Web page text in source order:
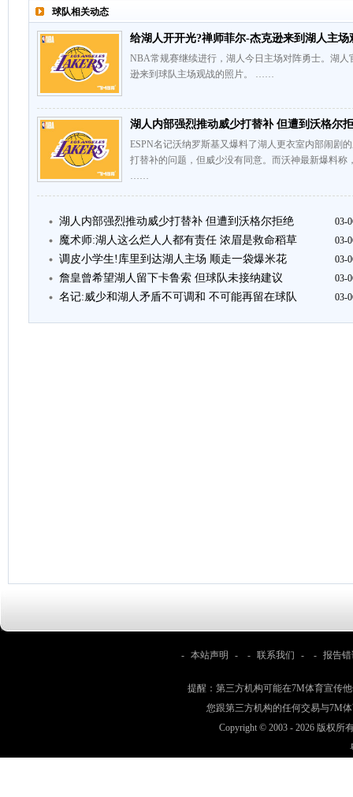
球队相关动态
给湖人开开光?禅师菲尔-杰克逊来到湖人主场
NBA常规赛继续进行，湖人今日主场对阵勇士。湖
逊来到球队主场观战的照片。 ……
湖人内部强烈推动威少打替补 但遭到沃格尔
ESPN名记沃纳罗斯基又爆料了湖人更衣室内部闹剧
打替补的问题，但威少没有同意。而沃神最新爆料
……
湖人内部强烈推动威少打替补 但遭到沃格尔拒绝 03-
魔术师:湖人这么烂人人都有责任 浓眉是救命稻草 03-
调皮小学生!库里到达湖人主场 顺走一袋爆米花 03-
詹皇曾希望湖人留下卡鲁索 但球队未接纳建议 03-
名记:威少和湖人矛盾不可调和 不可能再留在球队 03-
- 本站声明 - - 联系我们 - - 报告
提醒：第三方机构可能在7M体育宣传
您跟第三方机构的任何交易与7M
Copyright © 2003 - 2026 版权所